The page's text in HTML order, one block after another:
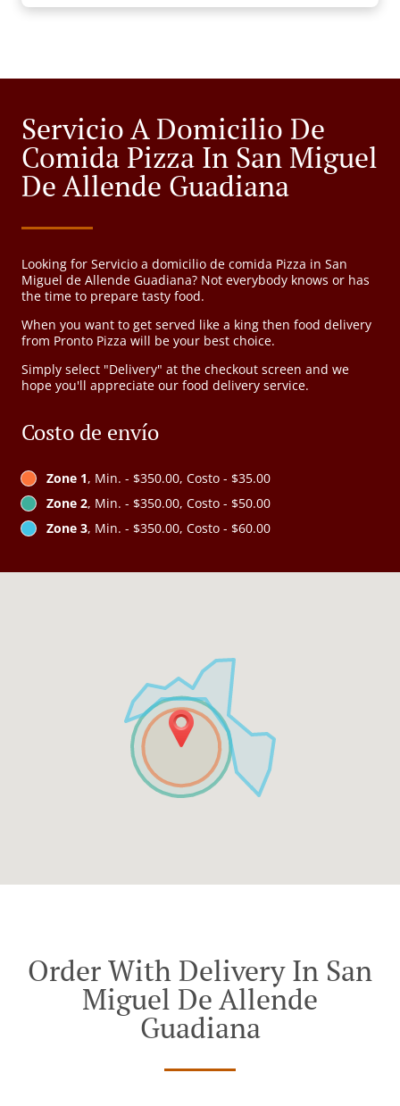
Servicio A Domicilio De
Comida Pizza In San Miguel
De Allende Guadiana
Looking for Servicio a domicilio de comida Pizza in San
Miguel de Allende Guadiana? Not everybody knows or has
the time to prepare tasty food.
When you want to get served like a king then food delivery
from Pronto Pizza will be your best choice.
Simply select "Delivery" at the checkout screen and we
hope you'll appreciate our food delivery service.
Costo de envío
Zone 1, Min. - $350.00, Costo - $35.00
Zone 2, Min. - $350.00, Costo - $50.00
Zone 3, Min. - $350.00, Costo - $60.00
Order With Delivery In San
Miguel De Allende
Guadiana